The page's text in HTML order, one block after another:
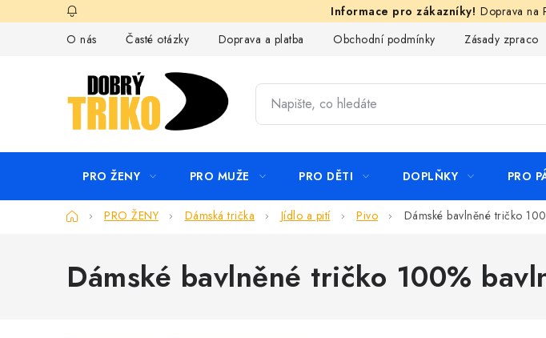
na
Doprava na
O nás
Časté otázky Doprava a platba Obchodní podmínky Zásady
PRO ŽENY PRO MUŽE PRO DĚTI DOPLŇKY PRO
DomůPRO ŽENY Dámská trička Jídlo a pití Pivo Dámské bavlněné tričko
Dámské bavlněné tričko 100%